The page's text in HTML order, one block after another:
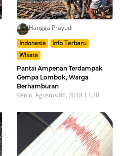
Hangga Prayudi
Indonesia
Info Terbaru
Wisata
Pantai Ampenan Terdampak
Gempa Lombok, Warga
Berhamburan
Senin, Agustus 06, 2018 13.30